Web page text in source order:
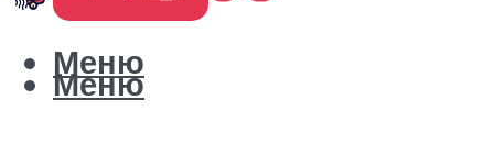
Меню
Меню